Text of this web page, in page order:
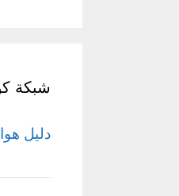
شبكة
دليل